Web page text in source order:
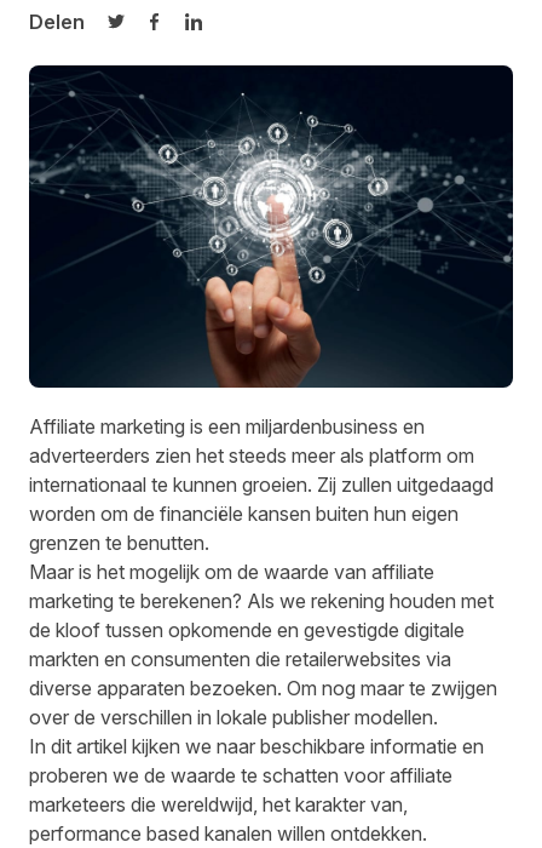
Delen
Delen op Twitter
Delen op Facebook
Delen op LinkedIn
Affiliate marketing is een miljardenbusiness en
adverteerders zien het steeds meer als platform om
internationaal te kunnen groeien. Zij zullen uitgedaagd
worden om de financiële kansen buiten hun eigen
grenzen te benutten.
Maar is het mogelijk om de waarde van affiliate
marketing te berekenen? Als we rekening houden met
de kloof tussen opkomende en gevestigde digitale
markten en consumenten die retailerwebsites via
diverse apparaten bezoeken. Om nog maar te zwijgen
over de verschillen in lokale publisher modellen.
In dit artikel kijken we naar beschikbare informatie en
proberen we de waarde te schatten voor affiliate
marketeers die wereldwijd, het karakter van,
performance based kanalen willen ontdekken.